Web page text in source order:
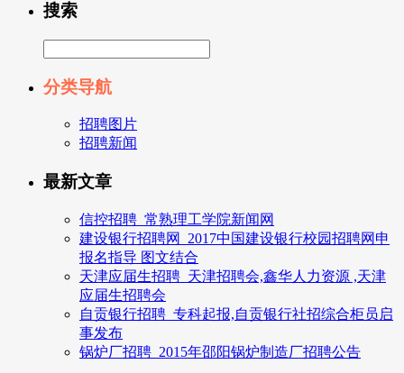
搜索
分类导航
招聘图片
招聘新闻
最新文章
信控招聘_常熟理工学院新闻网
建设银行招聘网_2017中国建设银行校园招聘网申
报名指导 图文结合
天津应届生招聘_天津招聘会,鑫华人力资源 ,天津
应届生招聘会
自贡银行招聘_专科起报,自贡银行社招综合柜员启
事发布
锅炉厂招聘_2015年邵阳锅炉制造厂招聘公告